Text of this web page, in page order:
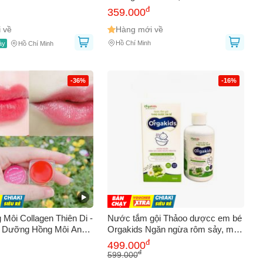
Nursing Butter (30g)
về
Hồ Chí Minh
Cocoa Butter Formula Massage
Lotion For Stretch Marks
359.000đ
Hàng mới về
Hồ Chí Minh
-36%
Collagen Thiên Di -
Hồng Môi An
Bầu Và Sau Sinh,
Ẩm, Chống Lão
-16%
Nước tắm gội Thảoo dượcc em bé
Orgakids Ngăn ngừa rôm sảy, mẩn
ngứa, hăm da - Chai 150ml
499.000đ
599.000đ